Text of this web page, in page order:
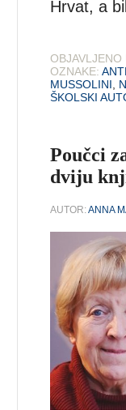
Hrvat, a
OBJAVLJENO
OZNAKE:
MUSSOLINI
ŠKOLSKI
Poučci
dviju
AUTOR:ANNA